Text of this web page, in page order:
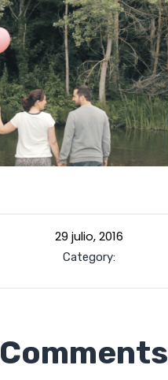
29 julio, 2016
Category:
Comments